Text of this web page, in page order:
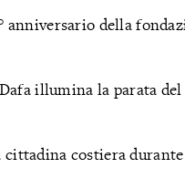
della
illumina la parata
costiera